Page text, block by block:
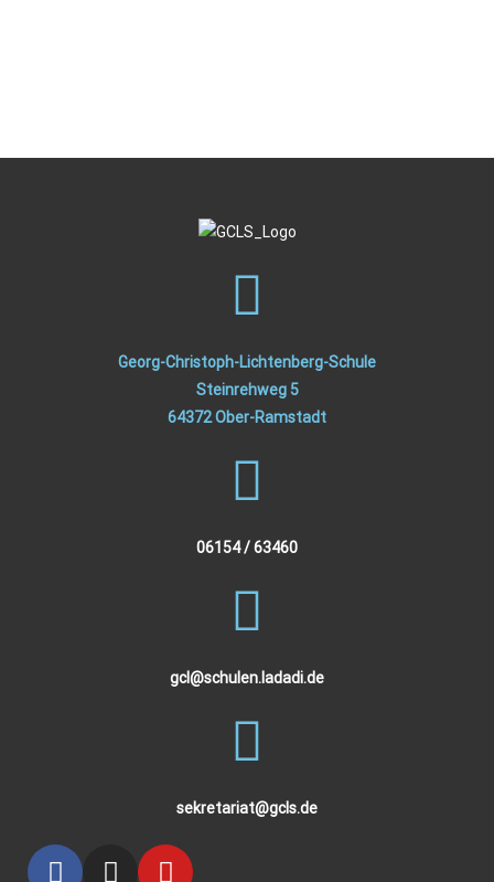
Georg-Christoph-Lichtenberg-Schule
Steinrehweg 5
64372 Ober-Ramstadt
06154 / 63460
gcl@schulen.ladadi.de
sekretariat@gcls.de